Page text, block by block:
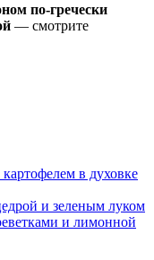
по-гречески
— смотрите
в духовке
и зеленым луком
и лимонной